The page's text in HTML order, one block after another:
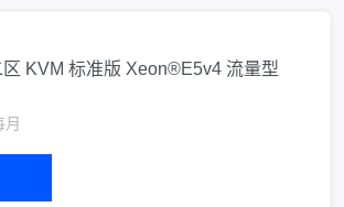
KVM 标准版 Xeon®E5v4 流量型
月